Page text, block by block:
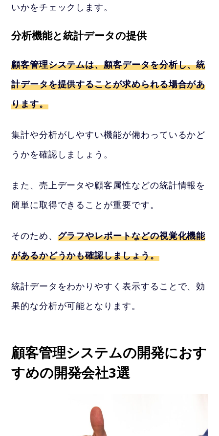
いかをチェックします。
分析機能と統計データの提供
顧客管理システムは、顧客データを分析し、統
計データを提供することが求められる場合があ
ります。
集計や分析がしやすい機能が備わっているかど
うかを確認しましょう。
また、売上データや顧客属性などの統計情報を
簡単に取得できることが重要です。
そのため、 グラフやレポートなどの視覚化機能
があるかどうかも確認しましょう。
統計データをわかりやすく表示することで、効
果的な分析が可能となります。
顧客管理システムの開発におす
すめの開発会社3選